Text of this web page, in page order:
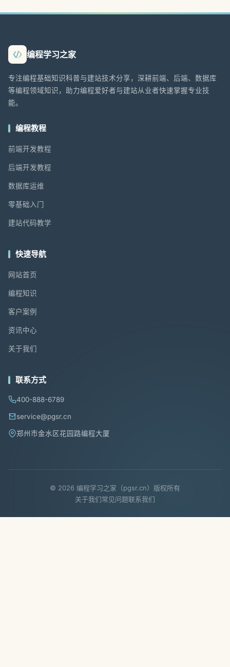
编程学习之家
专注编程基础知识科普与建站技术分享，深耕前端、后端、数据库
等编程领域知识，助力编程爱好者与建站从业者快速掌握专业技
能。
编程教程
前端开发教程
后端开发教程
数据库运维
零基础入门
建站代码教学
快速导航
网站首页
编程知识
客户案例
资讯中心
关于我们
联系方式
400-888-6789
service@pgsr.cn
郑州市金水区花园路编程大厦
© 2026 编程学习之家（pgsr.cn）版权所有
关于我们常见问题联系我们